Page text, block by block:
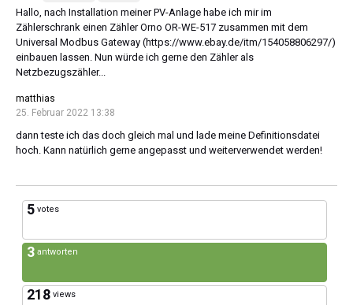
Hallo, nach Installation meiner PV-Anlage habe ich mir im
Zählerschrank einen Zähler Orno OR-WE-517 zusammen mit dem
Universal Modbus Gateway (https://www.ebay.de/itm/154058806297/)
einbauen lassen. Nun würde ich gerne den Zähler als
Netzbezugszähler...
matthias
25. Februar 2022 13:38
dann teste ich das doch gleich mal und lade meine Definitionsdatei
hoch. Kann natürlich gerne angepasst und weiterverwendet werden!
5 votes
3 antworten
218 views